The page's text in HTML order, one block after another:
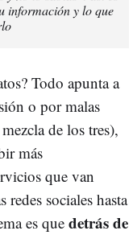
información y lo que
Todo apunta a
o por malas
de los tres),
más
que van
redes sociales hasta
es que detrás de